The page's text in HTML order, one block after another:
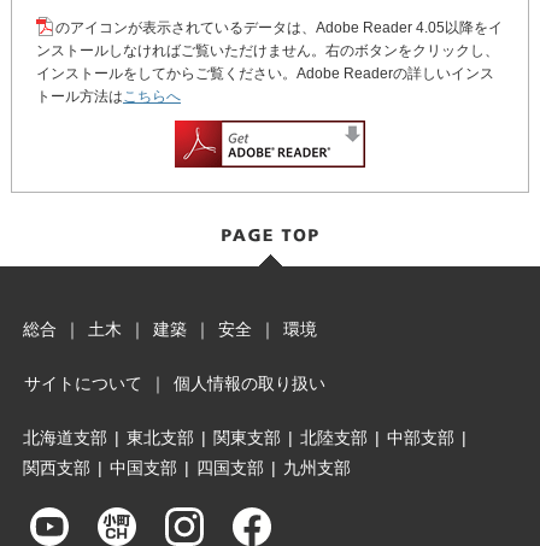
のアイコンが表示されているデータは、Adobe Reader 4.05以降をイ
ンストールしなければご覧いただけません。右のボタンをクリックし、
インストールをしてからご覧ください。Adobe Readerの詳しいインス
トール方法はこちらへ
総合 ｜ 土木 ｜ 建築 ｜ 安全 ｜ 環境
サイトについて ｜ 個人情報の取り扱い
北海道支部 | 東北支部 | 関東支部 | 北陸支部 | 中部支部 |
関西支部 | 中国支部 | 四国支部 | 九州支部